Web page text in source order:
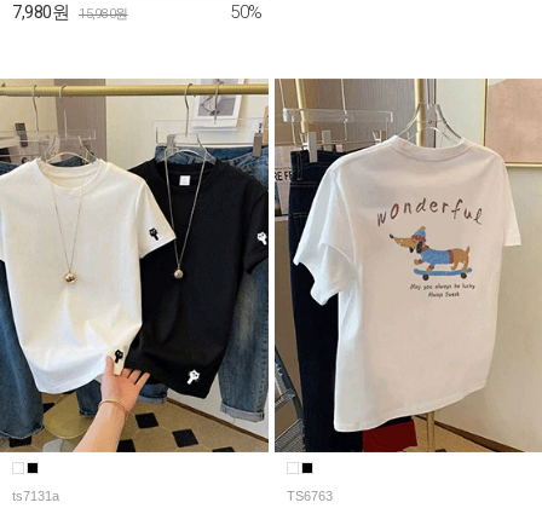
7,980원 15,980원 50%
ts7131a TS6763